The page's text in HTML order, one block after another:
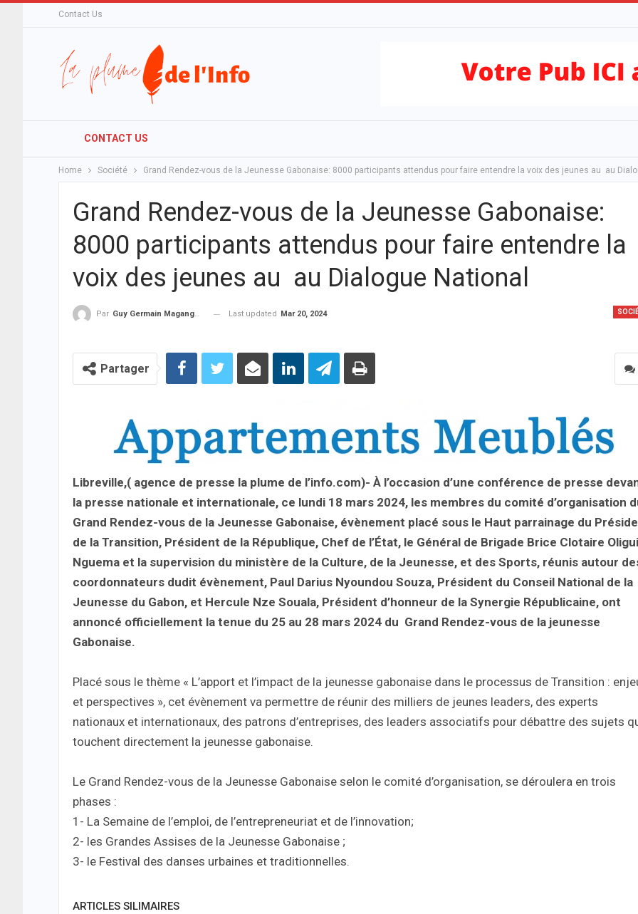
Contact Us
CONTACT US
Home Société Grand Rendez-vous de la Jeunesse Gabonaise: 8000 participants attendus pour faire entendre la voix des jeunes au au
Grand Rendez-vous de la Jeunesse Gabonaise:
8000 participants attendus pour faire entendre la
voix des jeunes au au Dialogue National
Par Guy Germain Maganga Nziengui Last updated Mar 20, 2024
Partager
Libreville,( agence de presse la plume de l’info.com)- À l’occasion d’une conférence de presse
la presse nationale et internationale, ce lundi 18 mars 2024, les membres du comité d’organisation
Grand Rendez-vous de la Jeunesse Gabonaise, évènement placé sous le Haut parrainage du
de la Transition, Président de la République, Chef de l’État, le Général de Brigade Brice Clotaire Oligui
Nguema et la supervision du ministère de la Culture, de la Jeunesse, et des Sports, réunis autour
coordonnateurs dudit évènement, Paul Darius Nyoundou Souza, Président du Conseil National de la
Jeunesse du Gabon, et Hercule Nze Souala, Président d’honneur de la Synergie Républicaine, ont
annoncé officiellement la tenue du 25 au 28 mars 2024 du Grand Rendez-vous de la jeunesse
Gabonaise.
Placé sous le thème « L’apport et l’impact de la jeunesse gabonaise dans le processus de Transition :
et perspectives », cet évènement va permettre de réunir des milliers de jeunes leaders, des experts
nationaux et internationaux, des patrons d’entreprises, des leaders associatifs pour débattre des sujets
touchent directement la jeunesse gabonaise.
Le Grand Rendez-vous de la Jeunesse Gabonaise selon le comité d’organisation, se déroulera en trois
phases :
1- La Semaine de l’emploi, de l’entrepreneuriat et de l’innovation;
2- les Grandes Assises de la Jeunesse Gabonaise ;
3- le Festival des danses urbaines et traditionnelles.
ARTICLES SILIMAIRES